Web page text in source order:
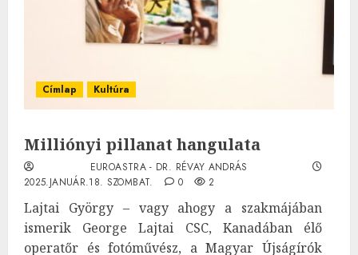
Címlap Kultúra
Milliónyi pillanat hangulata
EUROASTRA - DR. RÉVAY ANDRÁS
2025.JANUÁR.18. SZOMBAT.
0 2
Lajtai György – vagy ahogy a szakmájában
ismerik George Lajtai CSC, Kanadában élő
operatőr és fotóművész, a Magyar Újságírók